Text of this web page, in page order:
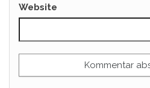
Website